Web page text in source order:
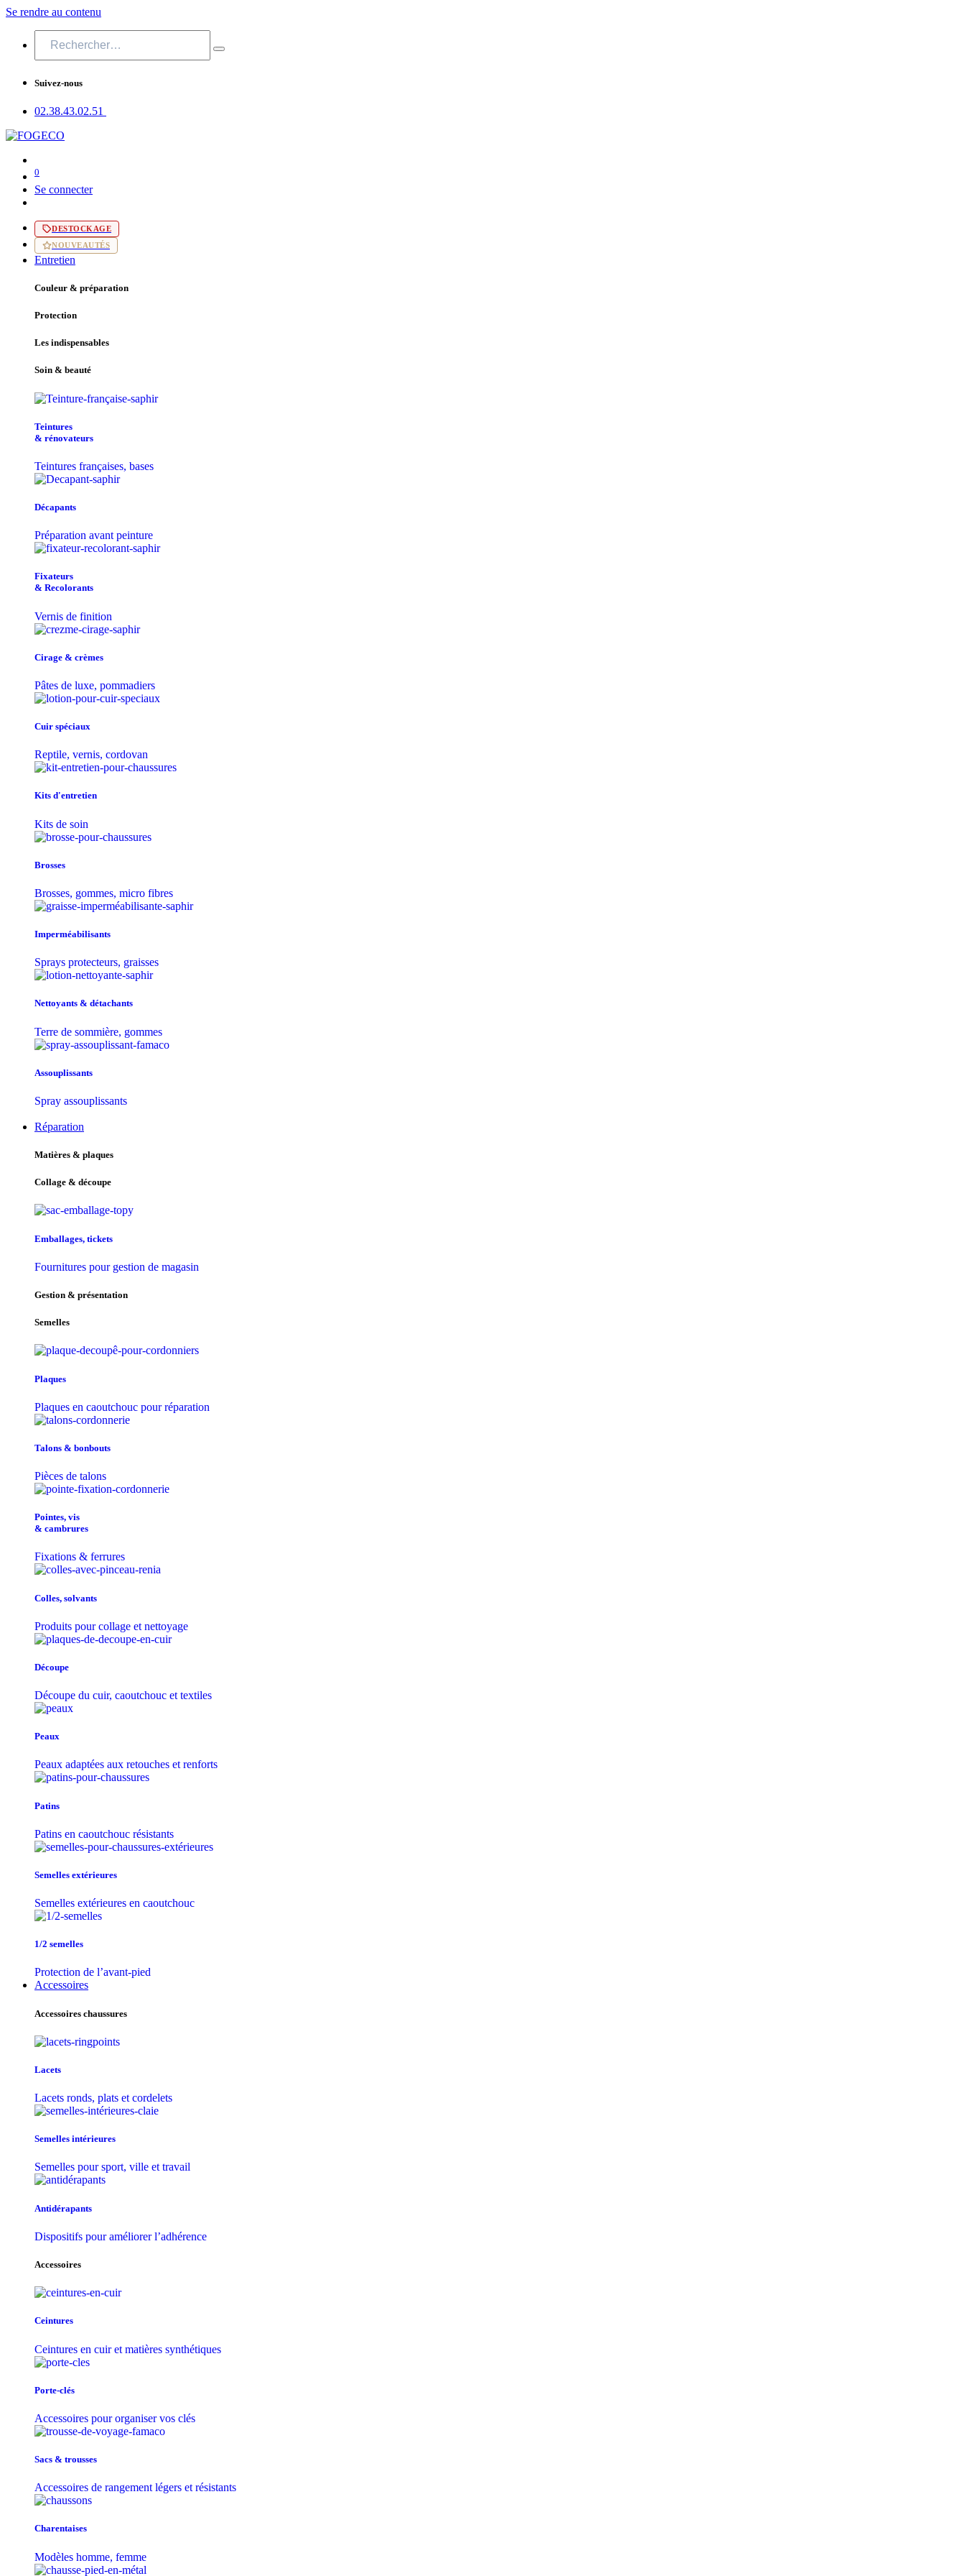
Se rendre au contenu
Suivez-nous
02.38.43​.02.51
0
Se connecter
DESTOCKAGE
NOUVEAUTÉS
Entretien
Couleur & préparation
Protection
Les indispensables
Soin & beauté
Teintu​res
& r​é​novateurs
Teintures françaises, bases
Décapants
Préparation avant peinture
Fixateurs
& Recolorants
Vernis de finition
Cirage & crèmes
Pâtes de luxe, pommadiers
Cuir spéciaux
Reptile, vernis, cordovan
Kits d'entretien
Kits de soin
Brosses
Brosses, gommes, micro fibres
Imperméabilisants
Sprays protecteurs, graisses
Nettoyants & détachants
Terre de sommière, gommes
Assouplissants
Spray assouplissants
Réparation
Matières & plaques
Collage & découpe
Emballages, tickets
Fournitures pour gestion de magasin
Gestion & présentation
Semelles
Plaques
Plaques en caoutchouc pour réparation
Talons & bonbouts
Pièces de talons
Pointes, vis
& cambrures
Fixations & ferrures
Colles, solvants
Produits pour collage et nettoyage
Découpe
Découpe du cuir, caoutchouc et textiles
Peaux
Peaux adaptées aux retouches et renforts
Patins
Patins en caoutchouc résistants
Semelles extérieures
Semelles extérieures en caoutchouc
1/2 semelles
Protection de l’avant-pied
Accessoires
Accessoires chaussures
Lacets
Lacets ronds, plats et cordelets
Semelles intérieures
Semelles pour sport, ville et travail
Antidérapants
Dispositifs pour améliorer l’adhérence
Accessoires
Ceintures
Ceintures en cuir et matières synthétiques
Porte-clés
Accessoires pour organiser vos clés
Sacs & trousse​s
Accessoires de rangement légers et résistants
Charentaises
Modèles homme, femme